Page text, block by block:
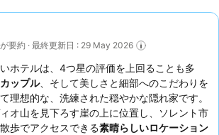
要約 · 最終更新日 : 29 May 2026
ホテルは、4つ星の評価を上回ることも多
カップル、そして美しさと細部へのこだわりを
理想的な、洗練された穏やかな隠れ家です。
オ山を見下ろす崖の上に位置し、ソレント市
歩でアクセスできる素晴らしいロケーション